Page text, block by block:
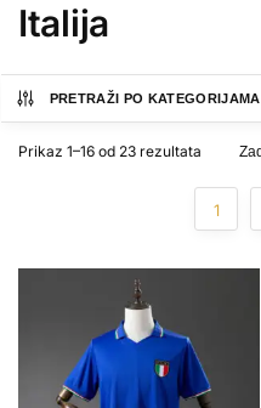
Italija
PRETRAŽI PO KATEGORIJAMA
Prikaz 1–16 od 23 rezultata
1